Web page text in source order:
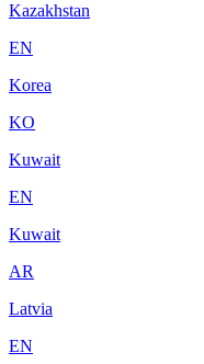
Kazakhstan
EN
Korea
KO
Kuwait
EN
Kuwait
AR
Latvia
EN